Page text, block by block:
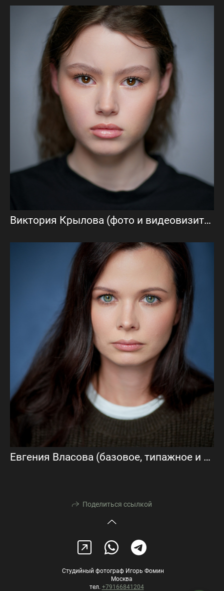
Виктория Крылова (фото и видеовизитка)
Евгения Власова (базовое, типажное и визитка)
Поделиться ссылкой
Студийный фотограф Игорь Фомин
Москва
тел. +79166841204